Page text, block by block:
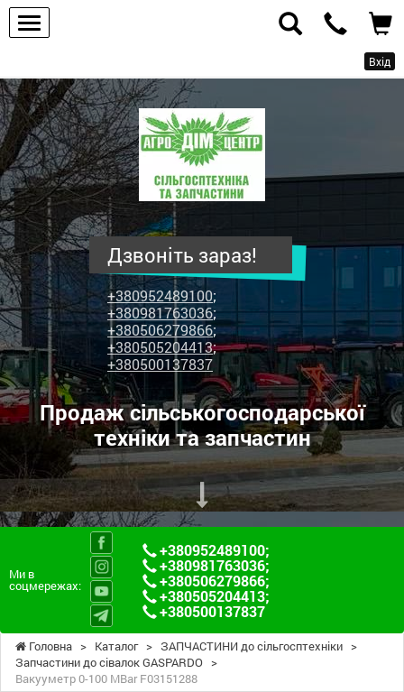
Вхід
ПП
"Агродім-
центр"
-
продаж
сільськогосподарської
техніки
та
запчастин
Дзвоніть зараз!
+380952489100;
+380981763036;
+380506279866;
+380505204413;
+380500137837
Продаж сільськогосподарської
техніки та запчастин
Ми в
соцмережах:
+380952489100;
+380981763036;
+380506279866;
+380505204413;
+380500137837
Головна > Каталог > ЗАПЧАСТИНИ до сільгосптехніки >
Запчастини до сівалок GASPARDO >
Вакууметр 0-100 MBar F03151288